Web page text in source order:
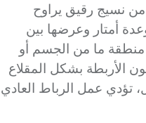
نسيج رقيق يراوح
أمتار وعرضها بين
منطقة ما من الجسم أو
الأربطة بشكل المقلاع
تؤدي عمل الرباط العادي
هيئة الموسوعة العربية